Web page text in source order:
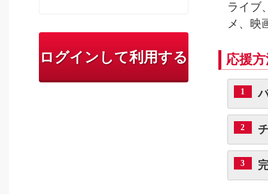
ログインして利用する
ライブ
メ、映
応援
1
2
3